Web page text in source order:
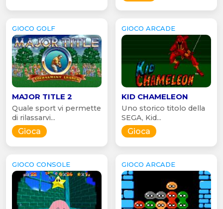
GIOCO GOLF
MAJOR TITLE 2
Quale sport vi permette
di rilassarvi...
Gioca
GIOCO ARCADE
KID CHAMELEON
Uno storico titolo della
SEGA, Kid...
Gioca
GIOCO CONSOLE GIOCO ARCADE